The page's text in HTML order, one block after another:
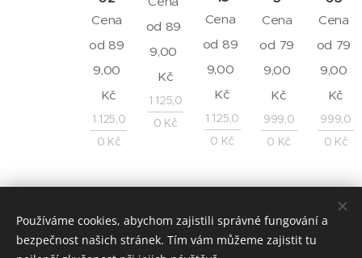
Cena
od89
9,00
Kč
1 125,0
0 Kč
od 89
9,00
Kč
1 125,0
0 Kč
Cena
od 89
9,00
Kč
1 125,0
0 Kč
Cena
od 79
9,00
Kč
999,0
0 Kč
Cena
od 79
9,00
Kč
999,0
0 Kč
© 2013 - 2026 HEBY
HEBY,je česká firma "rodinného typu", kde je pro nás,
Používáme cookies, abychom zajistili správné fungování a
bezpečnost našich stránek. Tím vám můžeme zajistit tu